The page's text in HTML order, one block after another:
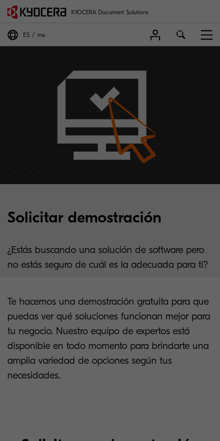
KYOCERA Document Solutions
ES mx
Solicitar demostración
¿Estás buscando una solución de software pero
no estás seguro de cuál es la adecuada para ti?
Te hacemos una demostración gratuita para que
puedas ver qué soluciones funcionan mejor para
tu negocio. Nuestro equipo de expertos está
disponible en todo momento para brindarte una
amplia variedad de opciones según tus
necesidades.